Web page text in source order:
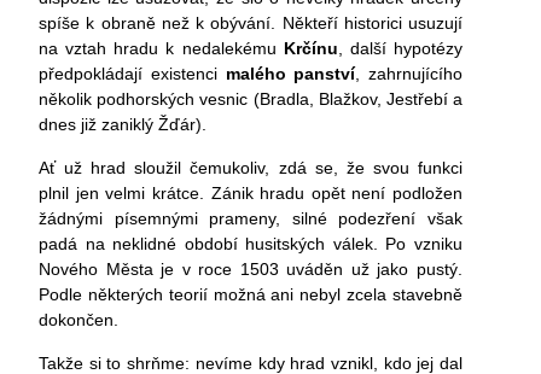
spíše k obraně než k obývání. Někteří historici usuzují
na vztah hradu k nedalekému Krčínu , další hypotézy
předpokládají existenci malého panství, zahrnujícího
několik podhorských vesnic (Bradla, Blažkov, Jestřebí a
dnes již zaniklý Žďár).
Ať už hrad sloužil čemukoliv, zdá se, že svou funkci
plnil jen velmi krátce. Zánik hradu opět není podložen
žádnými písemnými prameny, silné podezření však
padá na neklidné období husitských válek. Po vzniku
Nového Města je v roce 1503 uváděn už jako pustý.
Podle některých teorií možná ani nebyl zcela stavebně
dokončen.
Takže si to shrňme: nevíme kdy hrad vznikl, kdo jej dal